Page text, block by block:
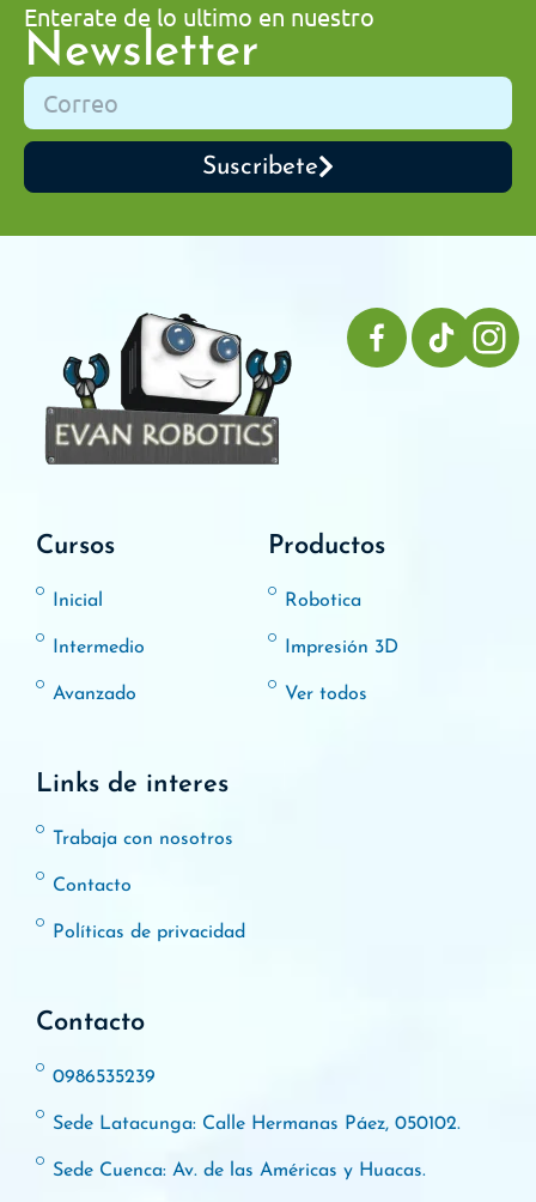
Enterate de lo ultimo en nuestro
Newsletter
Suscribete
Cursos
Inicial
Intermedio
Avanzado
Productos
Robotica
Impresión 3D
Ver todos
Links de interes
Trabaja con nosotros
Contacto
Políticas de privacidad
Contacto
0986535239
Sede Latacunga: Calle Hermanas Páez, 050102.
Sede Cuenca: Av. de las Américas y Huacas.